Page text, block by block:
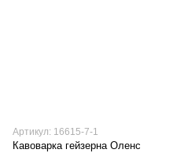
Артикул: 16615-7-1
Кавоварка гейзерна Оленс